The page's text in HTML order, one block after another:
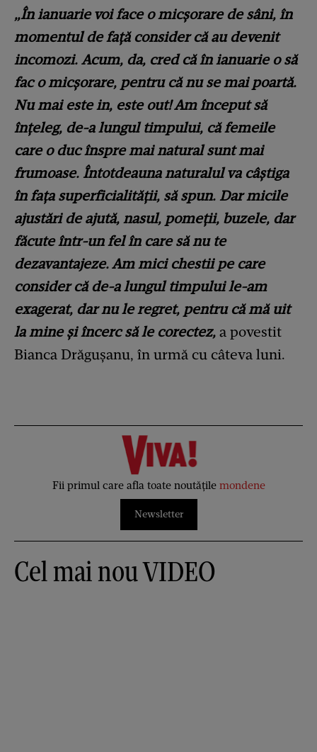
„În ianuarie voi face o micșorare de sâni, în
momentul de față consider că au devenit
incomozi. Acum, da, cred că în ianuarie o să
fac o micșorare, pentru că nu se mai poartă.
Nu mai este in, este out! Am început să
înțeleg, de-a lungul timpului, că femeile
care o duc înspre mai natural sunt mai
frumoase. Întotdeauna naturalul va câștiga
în fața superficialității, să spun. Dar micile
ajustări de ajută, nasul, pomeții, buzele, dar
făcute într-un fel în care să nu te
dezavantajeze. Am mici chestii pe care
consider că de-a lungul timpului le-am
exagerat, dar nu le regret, pentru că mă uit
la mine și încerc să le corectez, a povestit
Bianca Drăgușanu, în urmă cu câteva luni.
Fii primul care afla toate noutățile mondene
Newsletter
Cel mai nou VIDEO